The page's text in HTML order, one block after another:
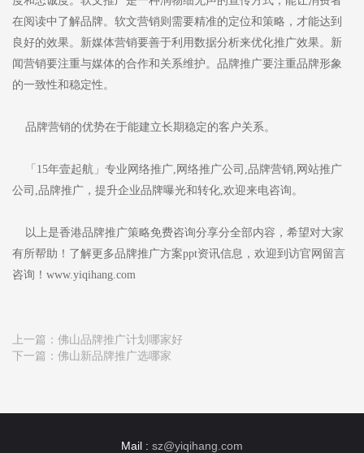
在阅读中了解品牌。软文营销则需要精准的定位和策略，才能达到
良好的效果。新媒体营销要善于利用数据分析来优化推广效果。新
闻营销要注重与媒体的合作和关系维护。品牌推广要注重品牌形象
的一致性和稳定性。
品牌营销的优势在于能建立长期稳定的客户关系。
「15年壹起航」专业网络推广,网络推广公司,品牌营销,网站推广
公司,品牌推广，提升企业品牌曝光和转化,欢迎来电咨询。
以上是香港品牌推广策略免费咨询分享分全部内容，希望对大家
有所帮助！了解更多品牌推广方案ppt资讯信息，欢迎到访官网留言
咨询！www.yiqihang.com
上一篇： 佛山品牌推广计划哪家好
下一篇： 佛山新品牌推广选哪家
Mail : sz@yiqihang.com